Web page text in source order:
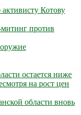
Котову
против
остается ниже
на рост цен
области вновь